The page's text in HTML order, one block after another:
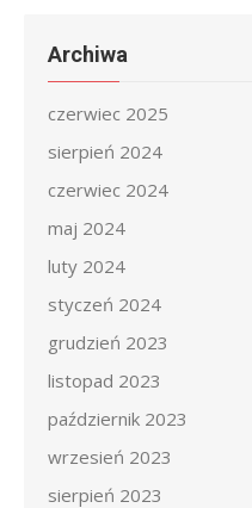
Archiwa
czerwiec 2025
sierpień 2024
czerwiec 2024
maj 2024
luty 2024
styczeń 2024
grudzień 2023
listopad 2023
październik 2023
wrzesień 2023
sierpień 2023